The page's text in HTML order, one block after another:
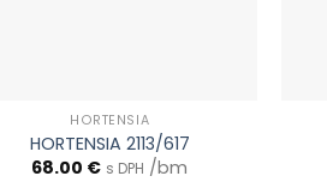
HORTENSIA
HORTENSIA 2113/617
68.00 € s DPH /bm